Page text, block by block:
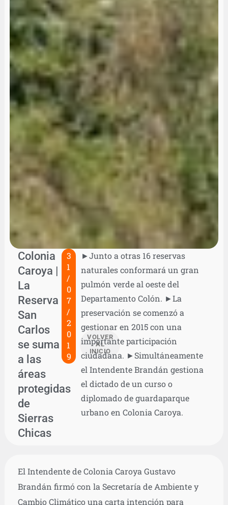
Colonia
Caroya |
La
Reserva
San
Carlos
se suma
a las
áreas
protegidas
de
Sierras
Chicas
3
1
/
0
7
/
2
0
1
9
VOLVER
AL
INICIO
►Junto a otras 16 reservas
naturales conformará un gran
pulmón verde al oeste del
Departamento Colón. ►La
preservación se comenzó a
gestionar en 2015 con una
importante participación
ciudadana. ►Simultáneamente
el Intendente Brandán gestiona
el dictado de un curso o
diplomado de guardaparque
urbano en Colonia Caroya.
El Intendente de Colonia Caroya Gustavo
Brandán firmó con la Secretaría de Ambiente y
Cambio Climático una carta intención para